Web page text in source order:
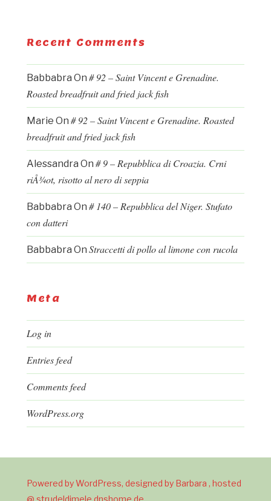
Recent Comments
Babbabra On # 92 – Saint Vincent e Grenadine.
Roasted breadfruit and fried jack fish
Marie On # 92 – Saint Vincent e Grenadine. Roasted
breadfruit and fried jack fish
Alessandra On # 9 – Repubblica di Croazia. Crni
riÅ¾ot, risotto al nero di seppia
Babbabra On # 140 – Repubblica del Niger. Stufato
con datteri
Babbabra On Straccetti di pollo al limone con rucola
Meta
Log in
Entries feed
Comments feed
WordPress.org
Powered by WordPress, designed by Barbara , hosted